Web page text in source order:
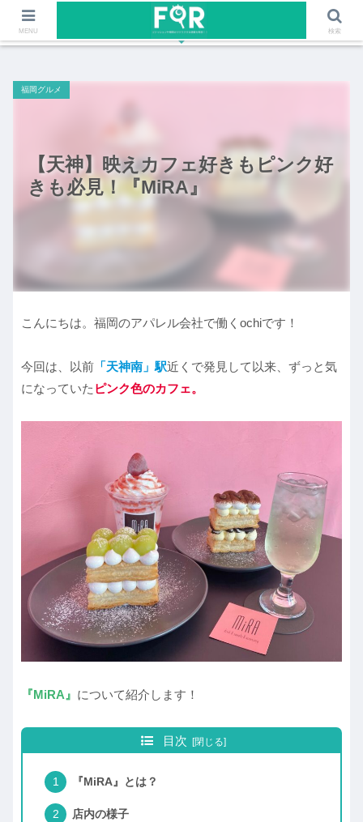
ファッションや福岡のワクワクする情報を発信！！
【天神】映えカフェ好きもピンク好
きも必見！『MiRA』
福岡グルメ
こんにちは。福岡のアパレル会社で働くochiです！
今回は、以前 「天神南」駅近くで発見して以来、ずっと気
になっていた ピンク色のカフェ。
『MiRA』 について紹介します！
目次
『MiRA』とは？
店内の様子
MENU 検索